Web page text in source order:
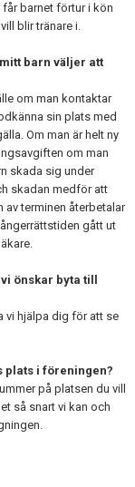
får barnet förtur i kön
blir tränare i.
barn väljer att
om man kontaktar
sin plats med
Om man är helt ny
om man
skada sig under
skadan medför att
av terminen återbetalar
gått ut
önskar byta till
vi hjälpa dig för att se
plats i föreningen?
på platsen du vill
så snart vi kan och